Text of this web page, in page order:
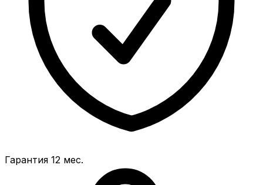
Гарантия 12 мес.